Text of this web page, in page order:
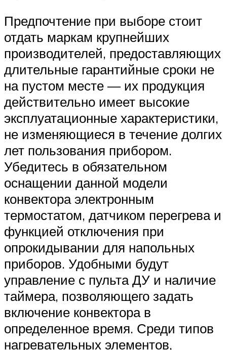
Предпочтение при выборе стоит
отдать маркам крупнейших
производителей, предоставляющих
длительные гарантийные сроки не
на пустом месте — их продукция
действительно имеет высокие
эксплуатационные характеристики,
не изменяющиеся в течение долгих
лет пользования прибором.
Убедитесь в обязательном
оснащении данной модели
конвектора электронным
термостатом, датчиком перегрева и
функцией отключения при
опрокидывании для напольных
приборов. Удобными будут
управление с пульта ДУ и наличие
таймера, позволяющего задать
включение конвектора в
определенное время. Среди типов
нагревательных элементов,